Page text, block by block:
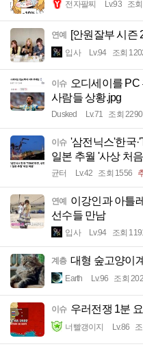
전자팔찌 Lv.93 조
연예 [안원잘부 시즌
입사 Lv.94 조회
이슈 오디세이를 PC
사람들 상황.jpg
Dusked Lv.71 조회 2290
이슈 '삼전닉스'한국
일본 추월 '사상 처
균터 Lv.42 조회 1556
연예
이강인과 아틀
선수들 만남
입사 Lv.94 조회
계층 대형 숲고양이
Earth Lv.96 조회
이슈 우러전쟁 1분
너빨갱이지 Lv.86